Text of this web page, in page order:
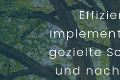
gezielte
und